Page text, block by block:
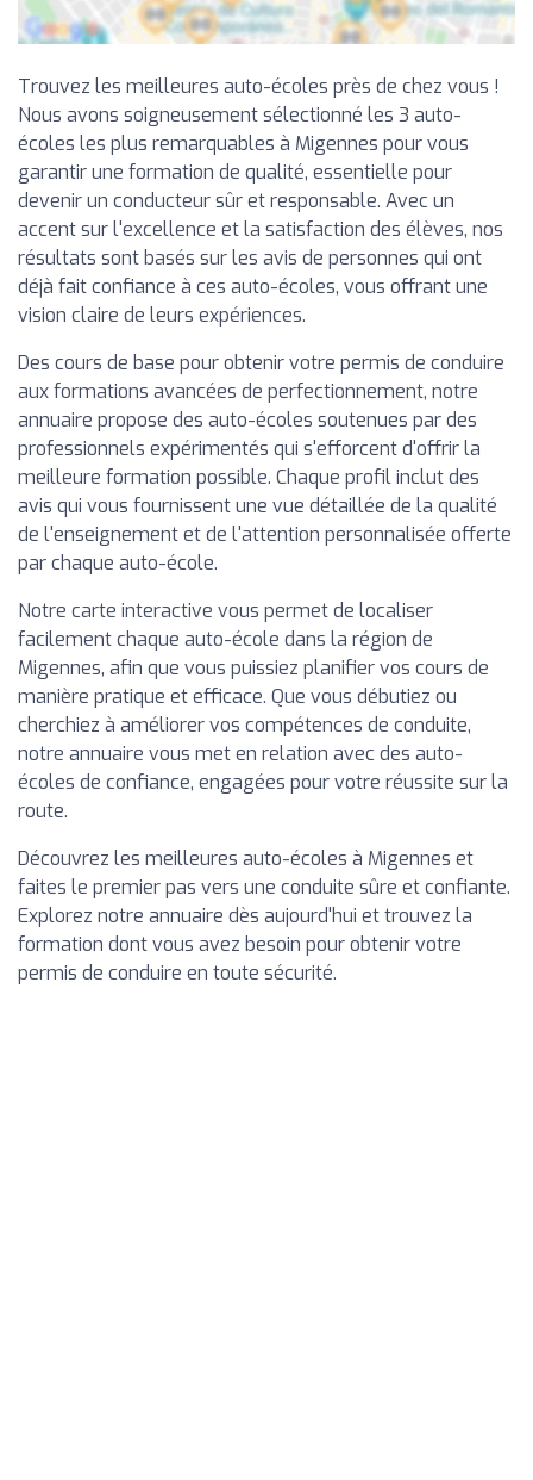
Trouvez les meilleures auto-écoles près de chez vous !
Nous avons soigneusement sélectionné les 3 auto-
écoles les plus remarquables à Migennes pour vous
garantir une formation de qualité, essentielle pour
devenir un conducteur sûr et responsable. Avec un
accent sur l'excellence et la satisfaction des élèves, nos
résultats sont basés sur les avis de personnes qui ont
déjà fait confiance à ces auto-écoles, vous offrant une
vision claire de leurs expériences.
Des cours de base pour obtenir votre permis de conduire
aux formations avancées de perfectionnement, notre
annuaire propose des auto-écoles soutenues par des
professionnels expérimentés qui s'efforcent d'offrir la
meilleure formation possible. Chaque profil inclut des
avis qui vous fournissent une vue détaillée de la qualité
de l'enseignement et de l'attention personnalisée offerte
par chaque auto-école.
Notre carte interactive vous permet de localiser
facilement chaque auto-école dans la région de
Migennes, afin que vous puissiez planifier vos cours de
manière pratique et efficace. Que vous débutiez ou
cherchiez à améliorer vos compétences de conduite,
notre annuaire vous met en relation avec des auto-
écoles de confiance, engagées pour votre réussite sur la
route.
Découvrez les meilleures auto-écoles à Migennes et
faites le premier pas vers une conduite sûre et confiante.
Explorez notre annuaire dès aujourd'hui et trouvez la
formation dont vous avez besoin pour obtenir votre
permis de conduire en toute sécurité.